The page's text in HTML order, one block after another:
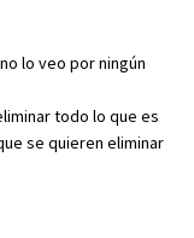
lo veo por ningún
todo lo que es
se quieren eliminar